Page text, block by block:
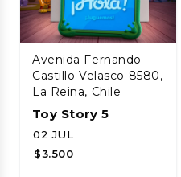
Avenida Fernando
Castillo Velasco 8580,
La Reina, Chile
Toy Story 5
02 JUL
$3.500